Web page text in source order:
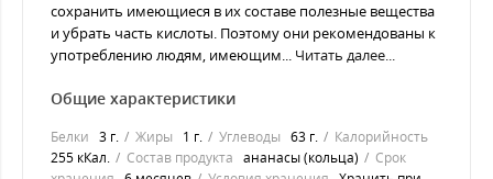
сохранить имеющиеся в их составе полезные вещества
и убрать часть кислоты. Поэтому они рекомендованы к
употреблению людям, имеющим... Читать далее...
Общие характеристики
Белки 3 г. Жиры 1 г. Углеводы 63 г.
Калорийность
255 кКал.
Состав продукта ананасы (кольца)
Срок